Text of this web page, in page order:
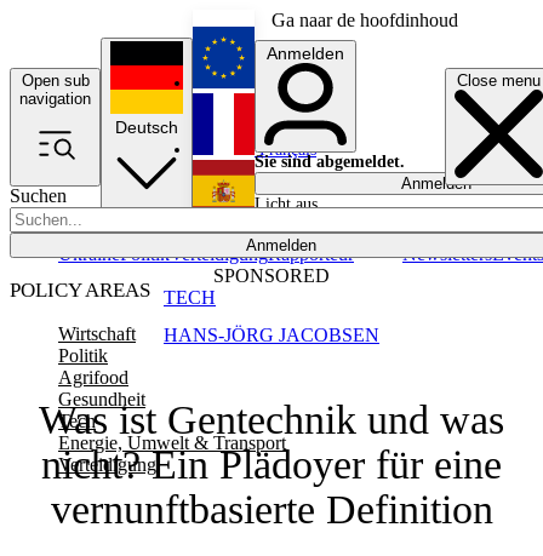
Ga naar de hoofdinhoud
Open sub
navigation
Close menu
Suchen
Anmelden
POLICY AREAS
Wirtschaft
Politik
Agrifood
Gesundheit
Tech
Energie, Umwelt & Transport
Verteidigung
UkrainePolitikVerteidigungRapporteur NewslettersEvents
Deutsch
English
Français
Anmelden
Sie sind abgemeldet.
Anmelden
Licht aus
Was ist Gentechnik und was
nicht? Ein Plädoyer für eine
vernunftbasierte Definition
SPONSORED
HANS-JÖRG JACOBSEN
TECH